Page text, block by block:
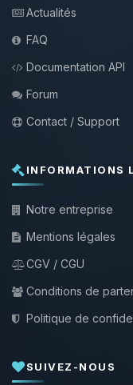
Actualités
FAQ
Documentation API
Forum
Contact / Support
INFORMATIONS
Notre entreprise
Mentions légales
CGV / CGU
Conditions de
Politique de
SUIVEZ-NOUS